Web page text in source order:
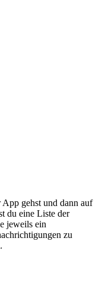
gehst und dann auf
du eine Liste der
jeweils ein
zu